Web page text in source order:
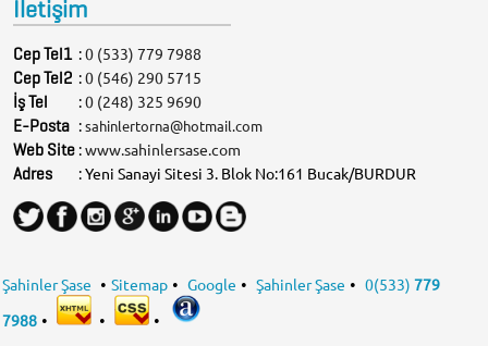
İletişim
Cep Tel1 :0 (533) 779 7988
Cep Tel2 :0 (546) 290 5715
İş Tel :0 (248) 325 9690
E-Posta :sahinlertorna@hotmail.com
Web Site :www.sahinlersase.com
Adres : Yeni Sanayi Sitesi 3. Blok No:161 Bucak/BURDUR
Şahinler Şase •Sitemap •Google •Şahinler Şase •0(533)779
7988 • • •